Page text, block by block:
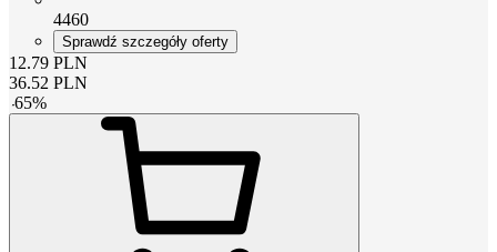
4460
Sprawdź szczegóły oferty
12.79 PLN
36.52 PLN
-65%